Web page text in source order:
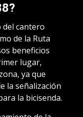
del cantero
de la Ruta
beneficios
lugar,
ya que
la señalización
la bicisenda.